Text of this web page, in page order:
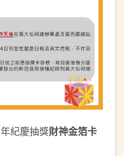
紀慶抽獎財神金箔卡